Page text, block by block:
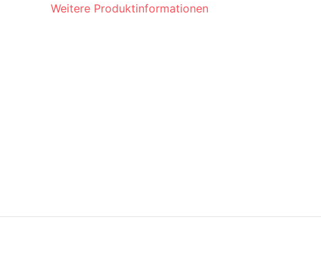
Weitere Produktinformationen